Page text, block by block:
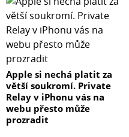
Apple si nechá platit za
větší soukromí. Private
Relay v iPhonu vás na
webu přesto může
prozradit